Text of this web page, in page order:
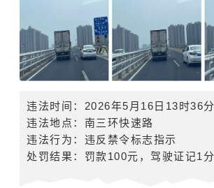
违法时间：2026年5月16日13时36分
违法地点：南三环快速路
违法行为：违反禁令标志指示
处罚结果：罚款100元，驾驶证记1 分